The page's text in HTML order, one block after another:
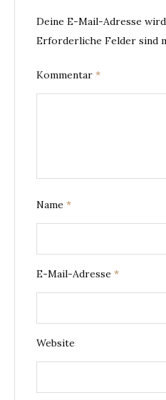
Deine E-Mail-Adresse
Erforderliche Felder sind
Kommentar *
Name *
E-Mail-Adresse *
Website